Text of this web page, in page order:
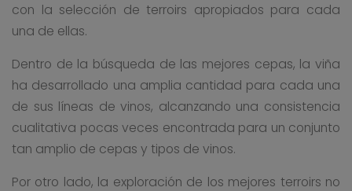
con la selección de terroirs apropiados para cada
una de ellas.
Dentro de la búsqueda de las mejores cepas, la viña
ha desarrollado una amplia cantidad para cada una
de sus líneas de vinos, alcanzando una consistencia
cualitativa pocas veces encontrada para un conjunto
tan amplio de cepas y tipos de vinos.
Por otro lado, la exploración de los mejores terroirs no